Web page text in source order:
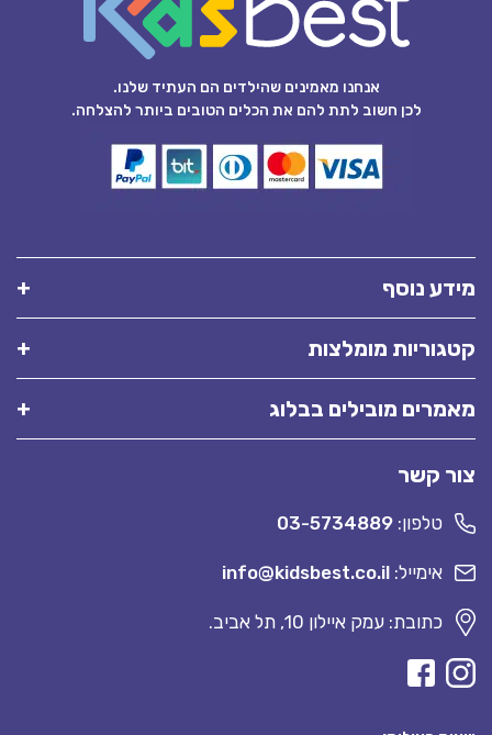
אנחנו מאמינים שהילדים הם העתיד שלנו.
לכן חשוב לתת להם את הכלים הטובים ביותר להצלחה.
מידע נוסף
קטגוריות מומלצות
מאמרים מובילים בבלוג
צור קשר
טלפון: 03-5734889
אימייל: info@kidsbest.co.il
כתובת: עמק איילון 10, תל אביב.